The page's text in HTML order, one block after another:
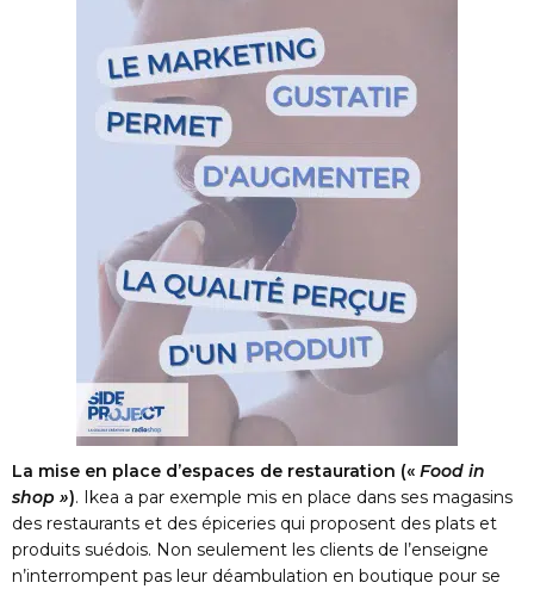
La mise en place d’espaces de restauration (« Food in
shop »). Ikea a par exemple mis en place dans ses magasins
des restaurants et des épiceries qui proposent des plats et
produits suédois. Non seulement les clients de l’enseigne
n’interrompent pas leur déambulation en boutique pour se